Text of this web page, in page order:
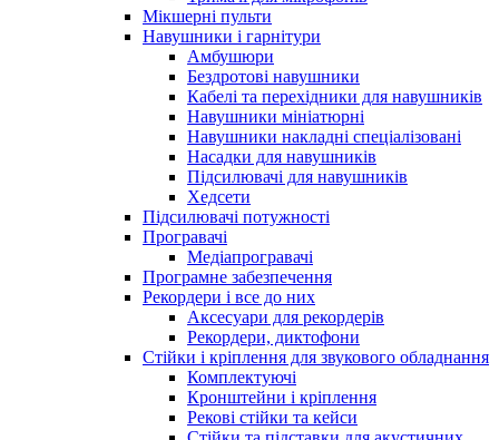
Мікшерні пульти
Навушники і гарнітури
Амбушюри
Бездротові навушники
Кабелі та перехідники для навушників
Навушники мініатюрні
Навушники накладні спеціалізовані
Насадки для навушників
Підсилювачі для навушників
Хедсети
Підсилювачі потужності
Програвачі
Медіапрогравачі
Програмне забезпечення
Рекордери і все до них
Аксесуари для рекордерів
Рекордери, диктофони
Стійки і кріплення для звукового обладнання
Комплектуючі
Кронштейни і кріплення
Рекові стійки та кейси